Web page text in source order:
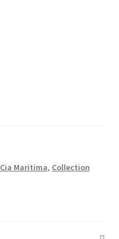
Cia Maritima, Collection